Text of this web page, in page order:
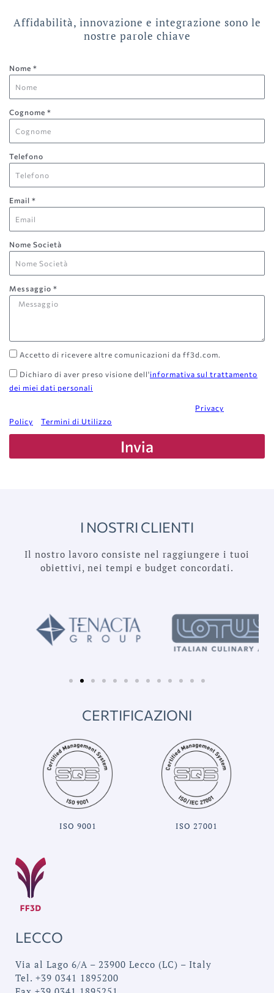
Affidabilità, innovazione e integrazione sono le
nostre parole chiave
Nome *
Cognome *
Telefono
Email *
Nome Società
Messaggio *
Accetto di ricevere altre comunicazioni da ff3d.com.
Dichiaro di aver preso visione dell'informativa sul trattamento
dei miei dati personali
Privacy
Policy
Termini di Utilizzo
Invia
I NOSTRI CLIENTI
Il nostro lavoro consiste nel raggiungere i tuoi
obiettivi, nei tempi e budget concordati.
CERTIFICAZIONI
ISO 9001 ISO 27001
LECCO
Via al Lago 6/A – 23900 Lecco (LC) – Italy
Tel. +39 0341 1895200